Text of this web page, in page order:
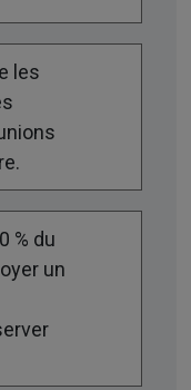
les
% du
un